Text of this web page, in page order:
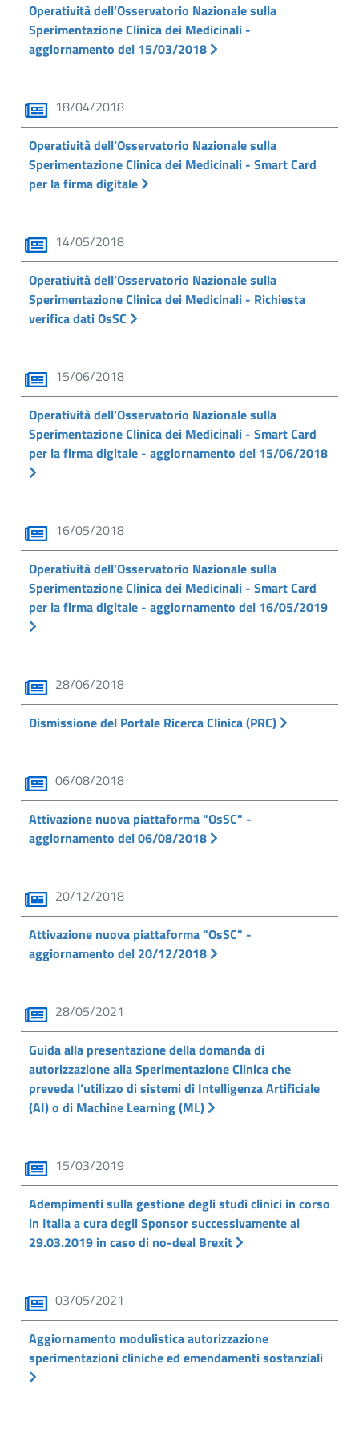
Operatività dell’Osservatorio Nazionale sulla
Sperimentazione Clinica dei Medicinali -
aggiornamento del 15/03/2018
18/04/2018
Operatività dell’Osservatorio Nazionale sulla
Sperimentazione Clinica dei Medicinali - Smart Card
per la firma digitale
14/05/2018
Operatività dell’Osservatorio Nazionale sulla
Sperimentazione Clinica dei Medicinali - Richiesta
verifica dati OsSC
15/06/2018
Operatività dell’Osservatorio Nazionale sulla
Sperimentazione Clinica dei Medicinali - Smart Card
per la firma digitale - aggiornamento del 15/06/2018
16/05/2018
Operatività dell’Osservatorio Nazionale sulla
Sperimentazione Clinica dei Medicinali - Smart Card
per la firma digitale - aggiornamento del 16/05/2019
28/06/2018
Dismissione del Portale Ricerca Clinica (PRC)
06/08/2018
Attivazione nuova piattaforma "OsSC" -
aggiornamento del 06/08/2018
20/12/2018
Attivazione nuova piattaforma "OsSC" -
aggiornamento del 20/12/2018
28/05/2021
Guida alla presentazione della domanda di
autorizzazione alla Sperimentazione Clinica che
preveda l’utilizzo di sistemi di Intelligenza Artificiale
(AI) o di Machine Learning (ML)
15/03/2019
Adempimenti sulla gestione degli studi clinici in corso
in Italia a cura degli Sponsor successivamente al
29.03.2019 in caso di no-deal Brexit
03/05/2021
Aggiornamento modulistica autorizzazione
sperimentazioni cliniche ed emendamenti sostanziali